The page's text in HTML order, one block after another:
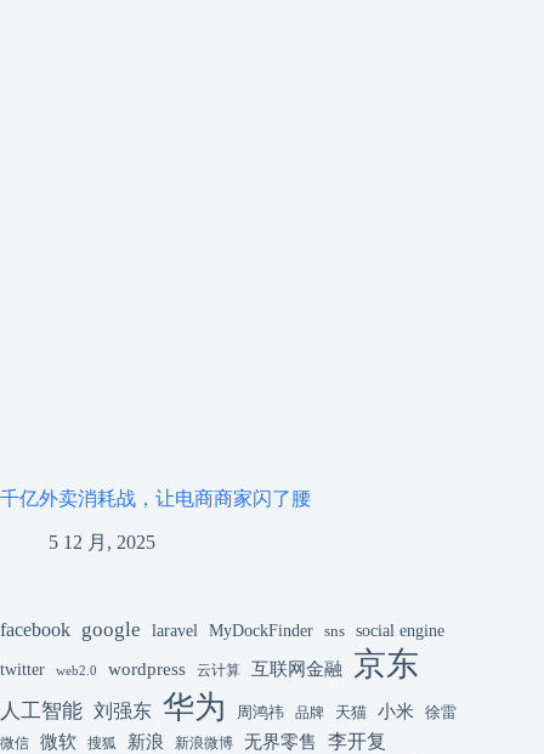
千亿外卖消耗战，让电商商家闪了腰
5 12 月, 2025
facebook google laravel MyDockFinder sns social engine
twitter web2.0 wordpress 云计算 互联网金融 京东
人工智能 刘强东 华为 周鸿祎 品牌 天猫 小米 徐雷
微信 微软 搜狐 新浪 新浪微博 无界零售 李开复